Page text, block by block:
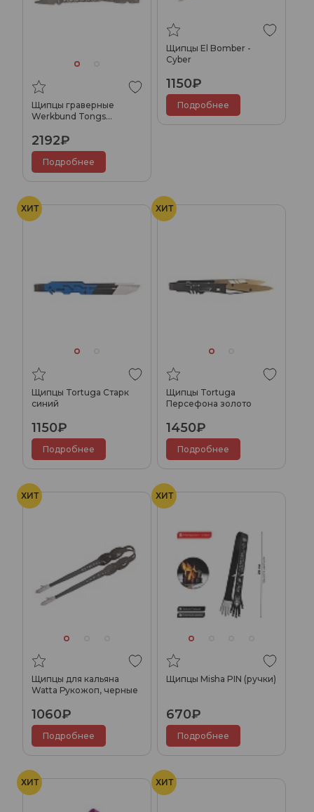
Щипцы граверные
Werkbund Tongs
2192₽
Подробнее
Щипцы El Bomber -
Cyber
1150₽
Подробнее
ХИТ
Щипцы Tortuga Старк
синий
1150₽
Подробнее
ХИТ
Щипцы Tortuga
Персефона золото
1450₽
Подробнее
ХИТ
Щипцы для кальяна
Watta Рукожоп, черные
1060₽
Подробнее
ХИТ
Щипцы Misha PIN (ручки)
670₽
Подробнее
ХИТ ХИТ